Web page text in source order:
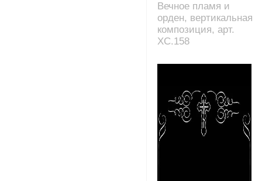
Вечное пламя и
орден, вертикальная
композиция, арт.
XC.158